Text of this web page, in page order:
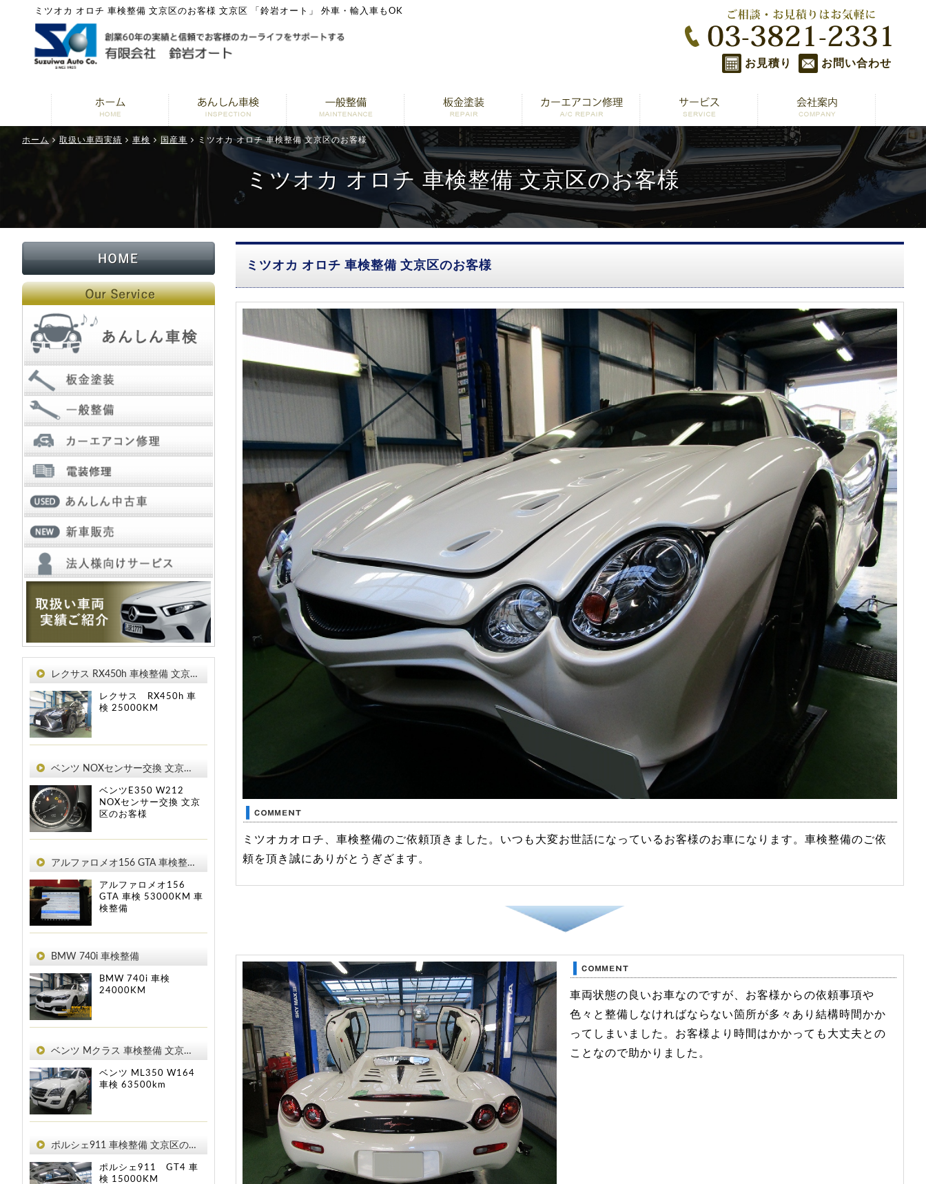
ミツオカ オロチ 車検整備 文京区のお客様 文京区 「鈴岩オート」 外車・輸入車もOK
お見積り お問い合わせ
ホーム 取扱い車両実績 車検 国産車 ミツオカ オロチ 車検整備 文京区のお客様
ミツオカ オロチ 車検整備 文京区のお客様
ミツオカ オロチ 車検整備 文京区のお客様
ミツオカオロチ、車検整備のご依頼頂きました。いつも大変お世話になっているお客様のお車になります。車検整備のご依
頼を頂き誠にありがとうぎざます。
車両状態の良いお車なのですが、お客様からの依頼事項や
色々と整備しなければならない箇所が多々あり結構時間かか
ってしまいました。お客様より時間はかかっても大丈夫との
ことなので助かりました。
レクサス RX450h 車検整備 文京区のお客様
レクサス RX450h 車
検 25000KM
ベンツ NOXセンサー交換 文京区のお客様
ベンツE350 W212
NOXセンサー交換 文京
区のお客様
アルファロメオ156 GTA 車検整備 文京区のお客様
アルファロメオ156
GTA 車検 53000KM 車
検整備
BMW 740i 車検整備
BMW 740i 車検
24000KM
ベンツ Mクラス 車検整備 文京区のお客様
ベンツ ML350 W164
車検 63500km
ポルシェ911 車検整備 文京区のお客様
ポルシェ911 GT4 車
検 15000KM